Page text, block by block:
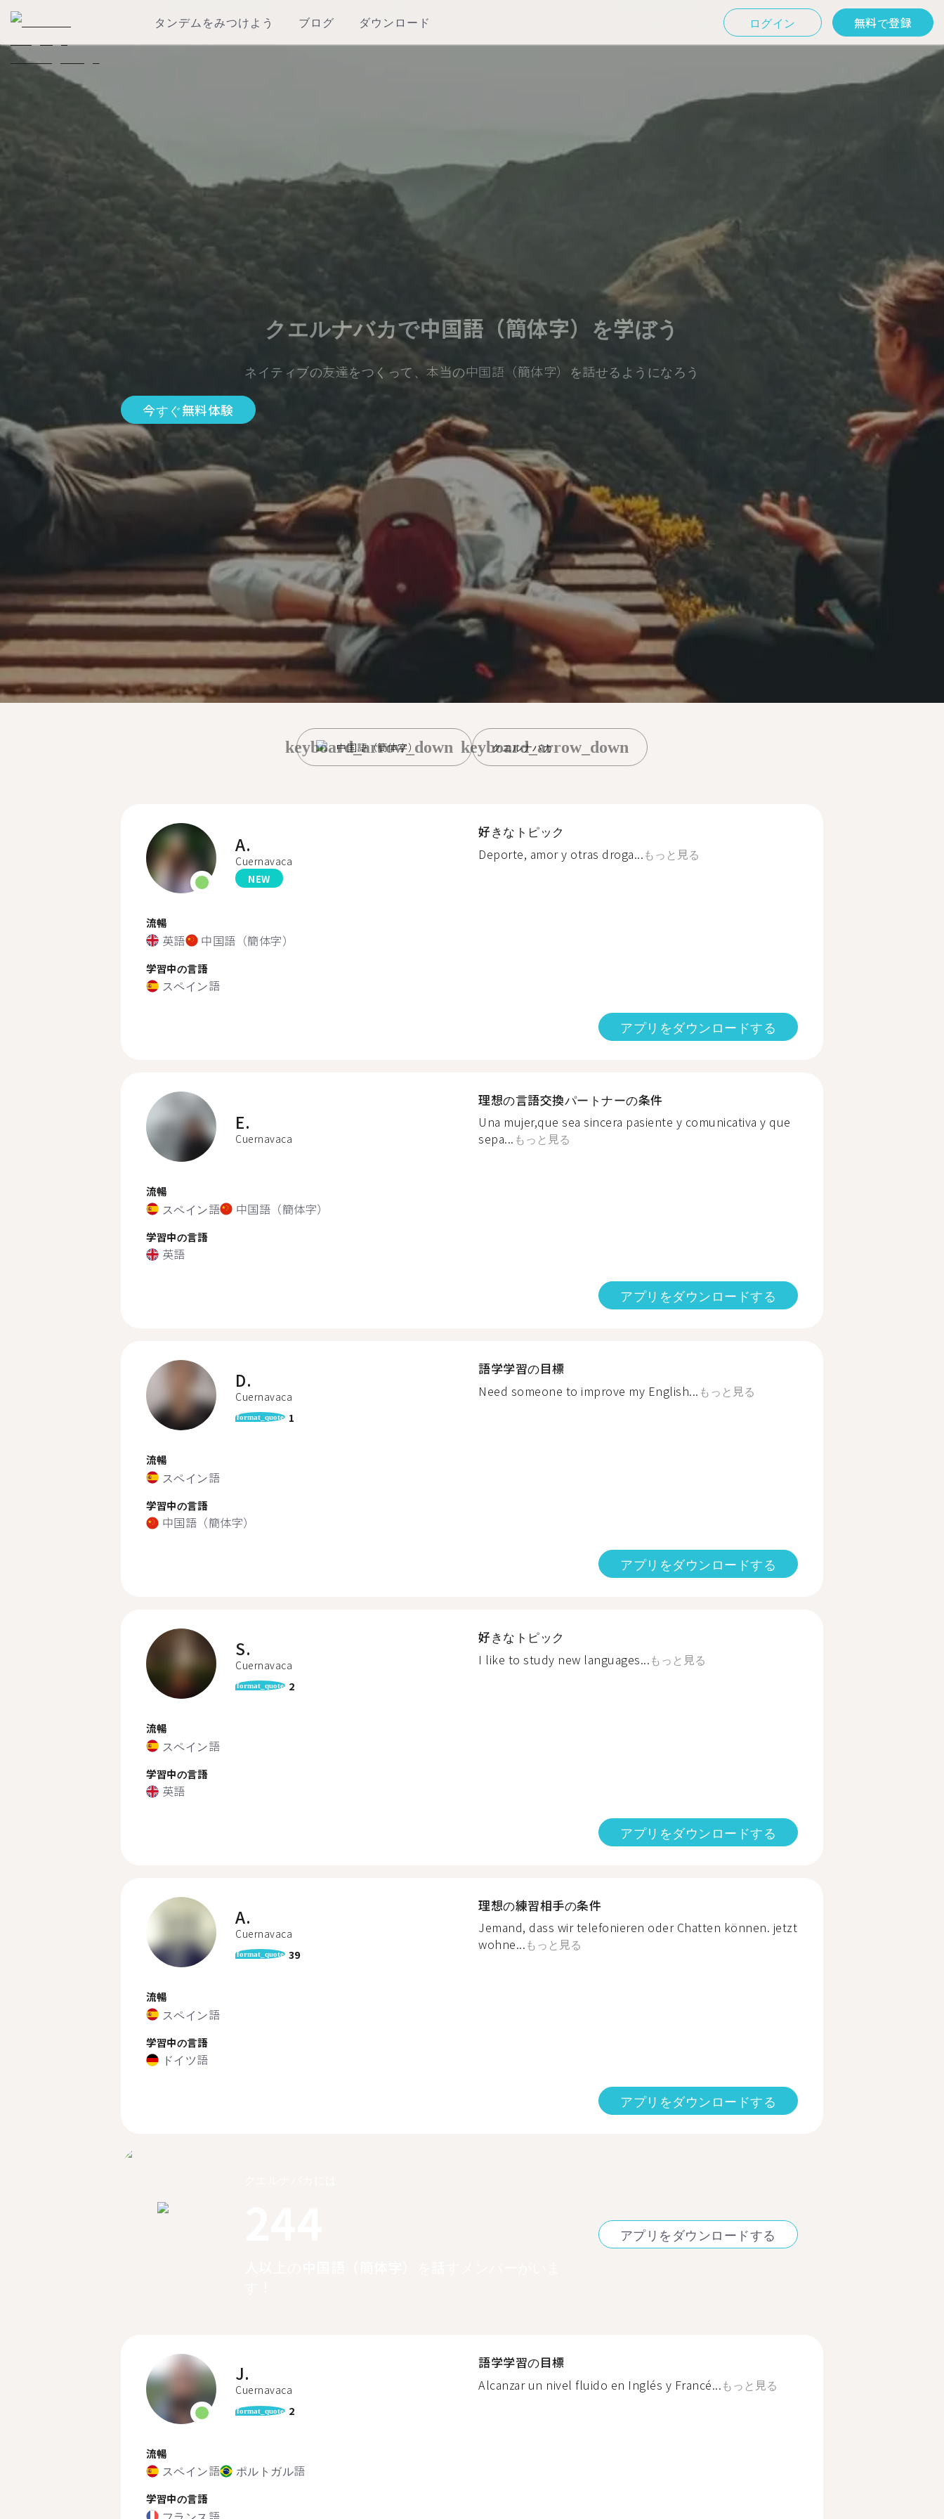
タンデムをみつけよう ブログ ダウンロード ログイン 無料で登録
クエルナバカで中国語（簡体字）を学ぼう
ネイティブの友達をつくって、本当の中国語（簡体字）を話せるようになろう
今すぐ無料体験
中国語（簡体字）
keyboard_arrow_down クエルナバカ
keyboard_arrow_down
A.
Cuernavaca
NEW
流暢
英語 中国語（簡体字）
学習中の言語
スペイン語
好きなトピック
Deporte, amor y otras droga...もっと見る
アプリをダウンロードする
E.
Cuernavaca
流暢
スペイン語 中国語（簡体字）
学習中の言語
英語
理想の言語交換パートナーの条件
Una mujer,que sea sincera pasiente y comunicativa y que
sepa... もっと見る
アプリをダウンロードする
D.
Cuernavaca
format_quote 1
流暢
スペイン語
学習中の言語
中国語（簡体字）
語学学習の目標
Need someone to improve my English... もっと見る
アプリをダウンロードする
S.
Cuernavaca
format_quote 2
流暢
スペイン語
学習中の言語
英語
好きなトピック
I like to study new languages...もっと見る
アプリをダウンロードする
A.
Cuernavaca
format_quote 39
流暢
スペイン語
学習中の言語
ドイツ語
理想の練習相手の条件
Jemand, dass wir telefonieren oder Chatten können. jetzt
wohne...もっと見る
アプリをダウンロードする
アプリをダウンロードする
J.
Cuernavaca
format_quote 2
流暢
スペイン語 ポルトガル語
学習中の言語
語学学習の目標
Alcanzar un nivel fluido en Inglés y Francé...もっと見る